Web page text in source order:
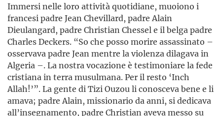
Immersi nelle loro attività quotidiane, muoiono i
francesi padre Jean Chevillard, padre Alain
Dieulangard, padre Christian Chessel e il belga padre
Charles Deckers. “So che posso morire assassinato –
osservava padre Jean mentre la violenza dilagava in
Algeria –. La nostra vocazione è testimoniare la fede
cristiana in terra musulmana. Per il resto ‘Inch
Allah!’”. La gente di Tizi Ouzou li conosceva bene e li
amava; padre Alain, missionario da anni, si dedicava
all’insegnamento, padre Christian aveva messo su